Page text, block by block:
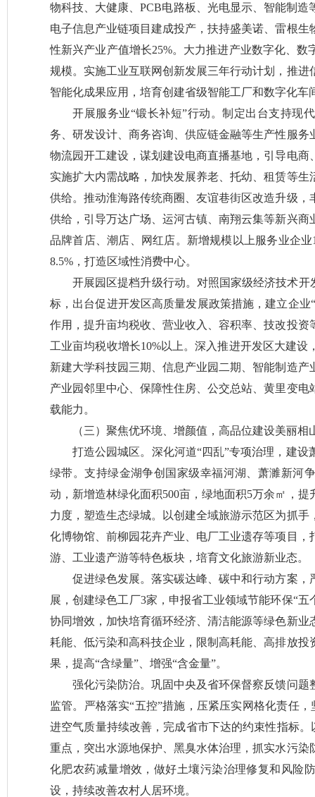
物科技、大健康、PCB电路板、光电显示、智能制
电子信息产业链项目建成投产，扶持盛美诺、雷根
性新兴产业产值增长25%。大力推进产业数字化、
规模。实施工业互联网创新发展三年行动计划，推
智能化成果应用，培育创建省级智能工厂和数字化车
开展服务业“锻长补短”行动。制定出台支持现
务、研发设计、商务咨询、供应链金融等生产性服
物流园开工建设，谋划建设电商直播基地，引导电
实施扩大内需战略，加快发展养老、托幼、租赁等
供给。推动淮海路传统商圈、友谊巷街区改造升级
供给，引导万达广场、运河古镇、南翔云集等新兴
品牌首店、潮店、网红店。新增规模以上服务业企
8.5%，打造区域性消费中心。
开展园区提档升级行动。对照国家级经济技术
标，出台促进开发区高质量发展政策措施，建立企业
作用，提升亩均税收、营业收入、容积率、技改投
工业亩均税收增长10%以上。深入推进开发区大建设
新建大学科技园三期、信息产业园二期、智能制造
产业园邻里中心、保障性住房、公交总站、黄里变
载能力。
（三）聚焦优环境、增颜值，高品位建设美丽相
打造公园城区。深化河道“四乱”专项治理，建
绿带。支持绿金湖争创国家级幸福河湖、萧濉新河
动，新增造林绿化面积500亩，绿地面积5万余㎡，
力度，塑造生态绿城。以创建全域旅游示范区为抓
化博物馆、前柳园花卉产业、电厂工业遗存等项目
游、工业遗产游等特色板块，培育文化旅游新业态。
促进绿色发展。落实碳达峰、碳中和行动方案
展，创建绿色工厂3家，申报省工业领域节能环保“
协同增效，加快培育循环经济、清洁能源等绿色新
耗能、低污染和高科技企业，限制高耗能、高排放
果，提高“含绿量”、增强“含金量”。
强化污染防治。巩固中央及省环保督察反馈问
监管。严格落实“五控”措施，压紧压实网格化责任
进空气质量持续改善，完成省市下达的约束性指标
重点，突出水源地保护、黑臭水体治理，抓实水污
化肥农药减量增效，做好土壤污染治理修复和风险
设，持续改善农村人居环境。